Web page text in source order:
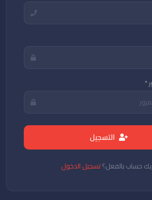
*
التسجيل
حساب بالفعل؟تسجيل الدخول